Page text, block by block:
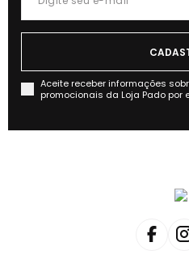
Aceite receber informações
promocionais da Loja Pado por